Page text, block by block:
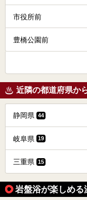
市役所前
豊橋公園前
近隣の都道府県か
静岡県 44
岐阜県 19
三重県 15
岩盤浴が楽しめる